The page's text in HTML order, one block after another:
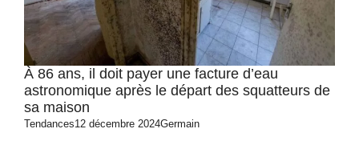
À 86 ans, il doit payer une facture d’eau
astronomique après le départ des squatteurs de
sa maison
Tendances12 décembre 2024Germain